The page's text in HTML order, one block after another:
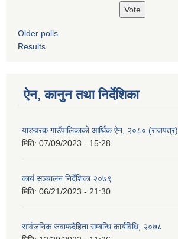
Older polls
Results
ऐन, कानुन तथा निर्देशिका
याङवरक गाउँपालिकाको आर्थिक ऐन, २०८० (राजपत्र)
मिति: 07/09/2023 - 15:28
कार्य सञ्चालन निर्देशिका २०७९
मिति: 06/21/2023 - 21:30
सार्वजनिक जवाफदेहिता सम्बन्धि कार्यविधि, २०७८